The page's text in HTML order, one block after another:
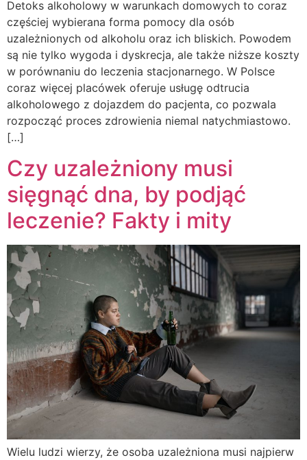
Detoks alkoholowy w warunkach domowych to coraz
częściej wybierana forma pomocy dla osób
uzależnionych od alkoholu oraz ich bliskich. Powodem
są nie tylko wygoda i dyskrecja, ale także niższe koszty
w porównaniu do leczenia stacjonarnego. W Polsce
coraz więcej placówek oferuje usługę odtrucia
alkoholowego z dojazdem do pacjenta, co pozwala
rozpocząć proces zdrowienia niemal natychmiastowo.
[…]
Czy uzależniony musi
sięgnąć dna, by podjąć
leczenie? Fakty i mity
Wielu ludzi wierzy, że osoba uzależniona musi najpierw